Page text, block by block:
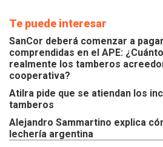
Te puede interesar
SanCor deberá comenzar a
comprendidas en el APE:
realmente los tamberos
cooperativa?
Atilra pide que se atiendan los
tamberos
Alejandro Sammartino explica
lechería argentina